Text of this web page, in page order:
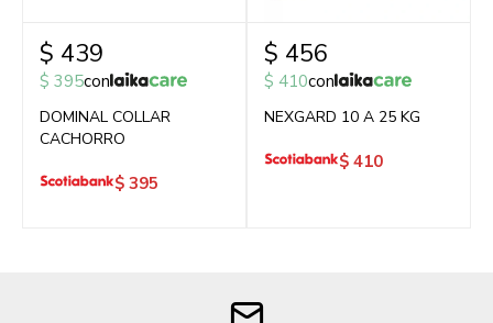
$ 439
$ 395con
DOMINAL COLLAR
CACHORRO
$ 395
$ 456
$ 410con
NEXGARD 10 A 25 KG
$ 410